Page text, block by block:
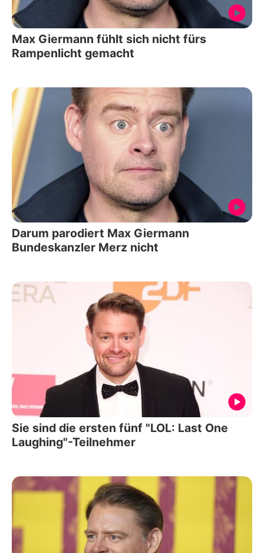
Max Giermann fühlt sich nicht fürs
Rampenlicht gemacht
Darum parodiert Max Giermann
Bundeskanzler Merz nicht
Sie sind die ersten fünf "LOL: Last One
Laughing"-Teilnehmer